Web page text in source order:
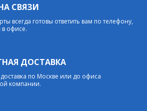
СВЯЗИ
всегда готовы ответить вам по телефону,
офисе.
ДОСТАВКА
по Москве или до офиса
компании.